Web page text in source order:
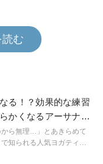
む
る！？効果的な練習
かくなるアーサナス
ら無理…」とあきらめて
知られる人気ヨガティー